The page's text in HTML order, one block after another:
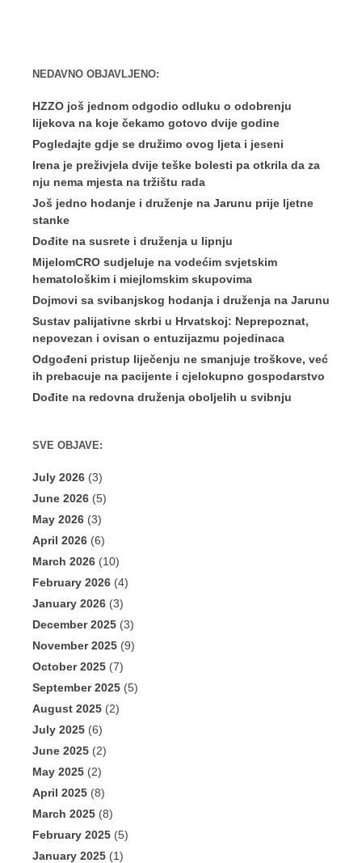
NEDAVNO OBJAVLJENO:
HZZO još jednom odgodio odluku o odobrenju
lijekova na koje čekamo gotovo dvije godine
Pogledajte gdje se družimo ovog ljeta i jeseni
Irena je preživjela dvije teške bolesti pa otkrila da za
nju nema mjesta na tržištu rada
Još jedno hodanje i druženje na Jarunu prije ljetne
stanke
Dođite na susrete i druženja u lipnju
MijelomCRO sudjeluje na vodećim svjetskim
hematološkim i miejlomskim skupovima
Dojmovi sa svibanjskog hodanja i druženja na Jarunu
Sustav palijativne skrbi u Hrvatskoj: Neprepoznat,
nepovezan i ovisan o entuzijazmu pojedinaca
Odgođeni pristup liječenju ne smanjuje troškove, već
ih prebacuje na pacijente i cjelokupno gospodarstvo
Dođite na redovna druženja oboljelih u svibnju
SVE OBJAVE:
July 2026 (3)
June 2026 (5)
May 2026 (3)
April 2026 (6)
March 2026 (10)
February 2026 (4)
January 2026 (3)
December 2025 (3)
November 2025 (9)
October 2025 (7)
September 2025 (5)
August 2025 (2)
July 2025 (6)
June 2025 (2)
May 2025 (2)
April 2025 (8)
March 2025 (8)
February 2025 (5)
January 2025 (1)